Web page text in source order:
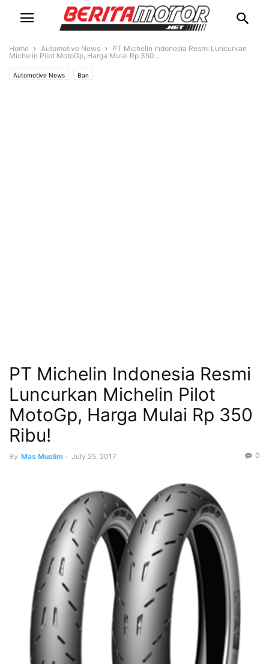
Home Automotive News
PT Michelin Indonesia Resmi Luncurkan
Michelin Pilot MotoGp, Harga Mulai Rp 350...
Automotive News Ban
PT Michelin Indonesia Resmi
Luncurkan Michelin Pilot
MotoGp, Harga Mulai Rp 350
Ribu!
By Mas Muslim - July 25, 2017 0